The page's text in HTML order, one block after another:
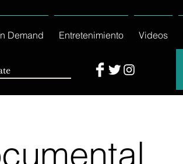
Demand Entretenimiento Videos